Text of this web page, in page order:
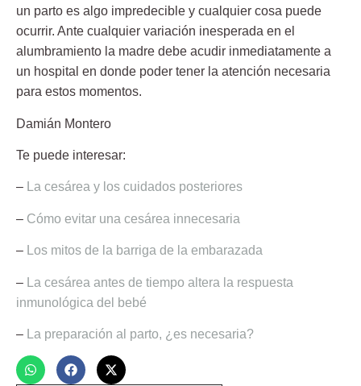
un parto es algo impredecible y cualquier cosa puede
ocurrir. Ante cualquier variación inesperada en el
alumbramiento la madre debe acudir inmediatamente a
un hospital en donde poder tener la atención necesaria
para estos momentos.
Damián Montero
Te puede interesar:
– La cesárea y los cuidados posteriores
– Cómo evitar una cesárea innecesaria
– Los mitos de la barriga de la embarazada
–
La cesárea antes de tiempo altera la respuesta
inmunológica del bebé
– La preparación al parto, ¿es necesaria?